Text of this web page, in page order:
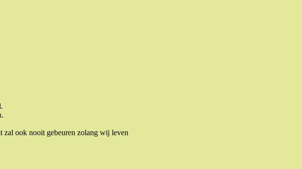
zal ook nooit gebeuren zolang wij leven